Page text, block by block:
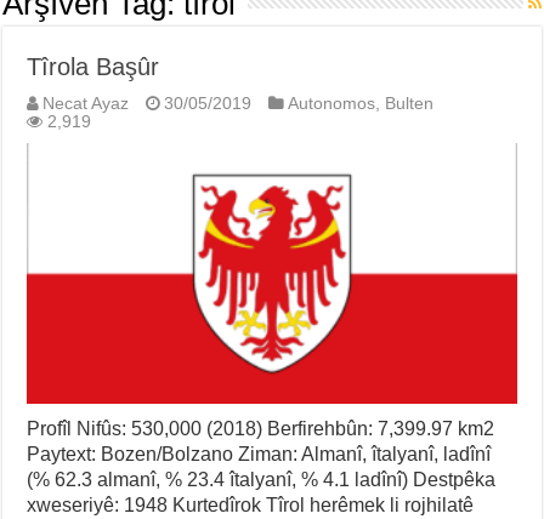
Tîrola Başûr
Necat Ayaz 30/05/2019 Autonomos, Bulten
2,919
Profîl Nifûs: 530,000 (2018) Berfirehbûn: 7,399.97 km2
Paytext: Bozen/Bolzano Ziman: Almanî, îtalyanî, ladînî
(% 62.3 almanî, % 23.4 îtalyanî, % 4.1 ladînî) Destpêka
xweseriyê: 1948 Kurtedîrok Tîrol herêmek li rojhilatê